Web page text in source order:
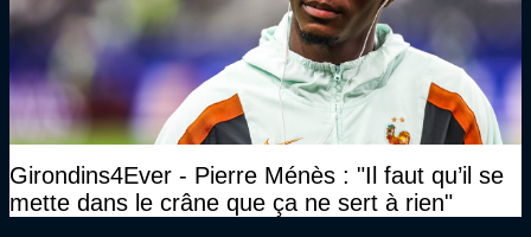
Girondins4Ever - Pierre Ménès : "Il faut qu’il se
mette dans le crâne que ça ne sert à rien"